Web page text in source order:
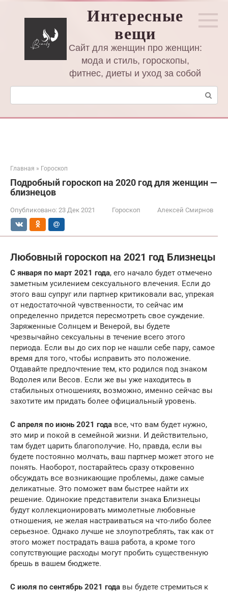
Интересные
вещи
Сайт для женщин про женщин:
мода и стиль, гороскопы,
фитнес, диеты и уход за собой
Поиск:
Главная » Гороскоп
Подробный гороскоп на 2020 год для женщин —
близнецов
Опубликовано: 23 Дек 2021 Гороскоп Алексей Смирнов
Любовный гороскоп на 2021 год Близнецы
С января по март 2021 года, его начало будет отмечено
заметным усилением сексуального влечения. Если до
этого ваш супруг или партнер критиковали вас, упрекая
от недостаточной чувственности, то сейчас им
определенно придется пересмотреть свое суждение.
Заряженные Солнцем и Венерой, вы будете
чрезвычайно сексуальны в течение всего этого
периода. Если вы до сих пор не нашли себе пару, самое
время для того, чтобы исправить это положение.
Отдавайте предпочтение тем, кто родился под знаком
Водолея или Весов. Если же вы уже находитесь в
стабильных отношениях, возможно, именно сейчас вы
захотите им придать более официальный уровень.
С апреля по июнь 2021 года все, что вам будет нужно,
это мир и покой в семейной жизни. И действительно,
там будет царить благополучие. Но, правда, если вы
будете постоянно молчать, ваш партнер может этого не
понять. Наоборот, постарайтесь сразу откровенно
обсуждать все возникающие проблемы, даже самые
деликатные. Это поможет вам быстрее найти их
решение. Одинокие представители знака Близнецы
будут коллекционировать мимолетные любовные
отношения, не желая настраиваться на что-либо более
серьезное. Однако лучше не злоупотреблять, так как от
этого может пострадать ваша работа, а кроме того
сопутствующие расходы могут пробить существенную
брешь в вашем бюджете.
С июля по сентябрь 2021 года вы будете стремиться к